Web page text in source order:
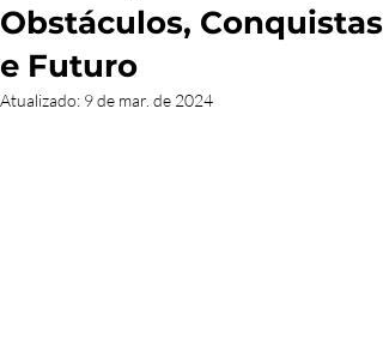
Obstáculos, Conquistas
e Futuro
Atualizado: 9 de mar. de 2024